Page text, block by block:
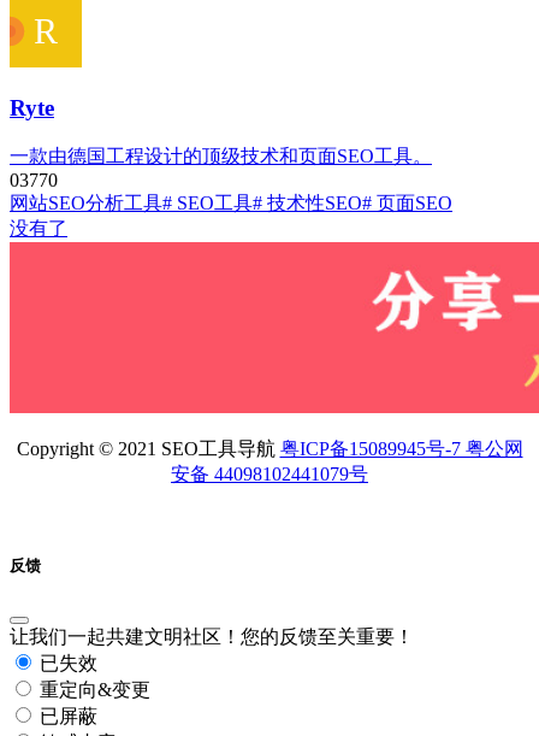
Ryte
一款由德国工程设计的顶级技术和页面SEO工具。
03770
网站SEO分析工具# SEO工具# 技术性SEO# 页面SEO
没有了
Copyright © 2021 SEO工具导航 粤ICP备15089945号-7 粤公网
安备 44098102441079号
反馈
让我们一起共建文明社区！您的反馈至关重要！
已失效
重定向&变更
已屏蔽